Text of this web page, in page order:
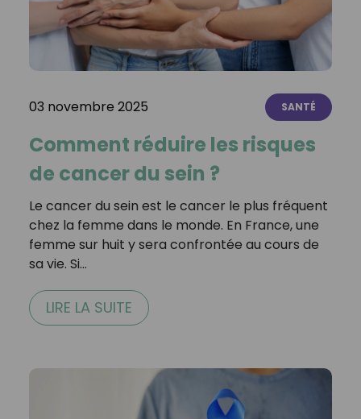
03 novembre 2025 SANTÉ
Comment réduire les risques
de cancer du sein ?
Le cancer du sein est le cancer le plus fréquent
chez la femme dans le monde. En France, une
femme sur huit y sera confrontée au cours de
sa vie. Si…
LIRE LA SUITE